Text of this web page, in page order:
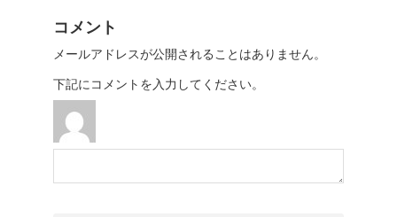
コメント
メールアドレスが公開されることはありません。
下記にコメントを入力してください。